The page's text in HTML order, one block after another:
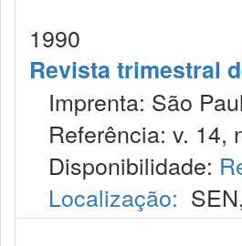
1990
Revista trimestral
Imprenta: São
Referência: v. 14,
Disponibilidade:
Localização: SEN,